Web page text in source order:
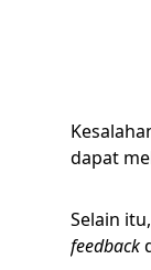
dapat
Selain
feedback